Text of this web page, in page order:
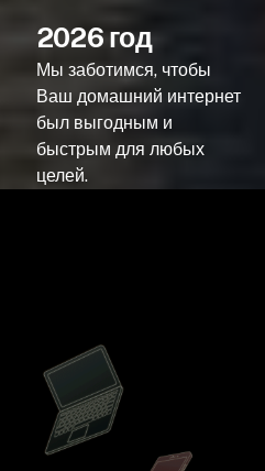
2026 год
Мы заботимся, чтобы
Ваш домашний интернет
был выгодным и
быстрым для любых
целей.